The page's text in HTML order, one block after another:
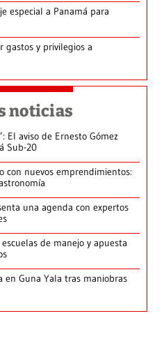
especial a Panamá para
gastos y privilegios a
noticias
El aviso de Ernesto Gómez
Sub-20
con nuevos emprendimientos:
una agenda con expertos
de manejo y apuesta
en Guna Yala tras maniobras